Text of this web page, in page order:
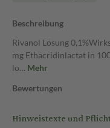
Beschreibung
Rivanol Lösung
mg Ethacridinlactat in
lo… Mehr
Bewertungen
Hinweistexte und